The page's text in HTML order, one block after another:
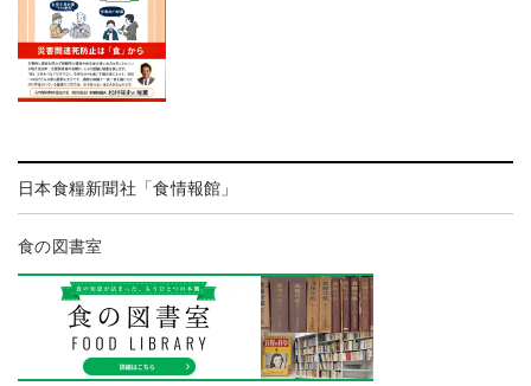
日本食糧新聞社「食情報館」
食の図書室